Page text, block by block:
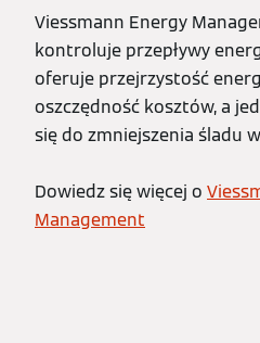
Viessmann Energy
kontroluje przepływy
oferuje przejrzystość
oszczędność kosztów, a
się do zmniejszenia śladu
Dowiedz się więcej o
Management